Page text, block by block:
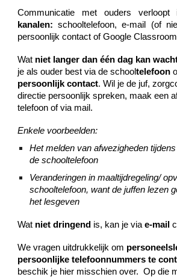
Communicatie met ouders verloopt
kanalen: schooltelefoon, e-mail (of
persoonlijk contact of Google
Wat niet langer dan één dag kan
je als ouder best via de schooltelefoon
persoonlijk contact. Wil je de juf,
directie persoonlijk spreken, maak een
telefoon of via mail.
Enkele voorbeelden:
Het melden van afwezigheden
de schooltelefoon
Veranderingen in maaltijdregeling/
schooltelefoon, want de juffen lezen
het lesgeven
Wat niet dringend is, kan je viae-mail
We vragen uitdrukkelijk om
persoonlijke telefoonnummers te
beschik je hier misschien over. Op die